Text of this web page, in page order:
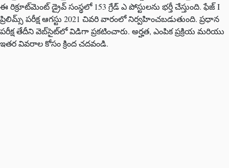
ఈ రిక్రూట్‌మెంట్ డ్రైవ్ సంస్థలో 153 గ్రేడ్ ఎ పోస్టులను భర్తీ చేస్తుంది. ఫేజ్ I
ప్రిలిమ్స్ పరీక్ష ఆగస్టు 2021 చివరి వారంలో నిర్వహించబడుతుంది. ప్రధాన
పరీక్ష తేదీని వెబ్‌సైట్‌లో విడిగా ప్రకటించారు. అర్హత, ఎంపిక ప్రక్రియ మరియు
ఇతర వివరాల కోసం క్రింద చదవండి.